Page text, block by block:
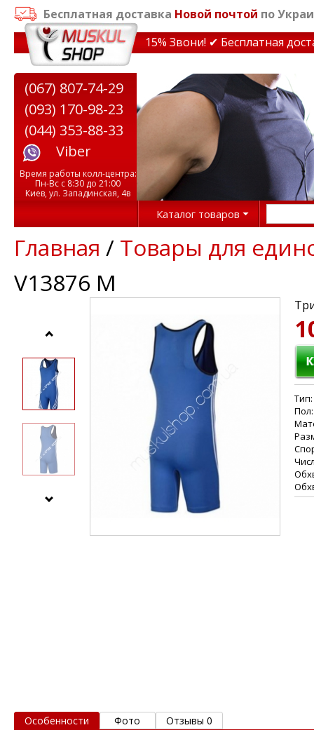
Бесплатная доставка Новой почтой по
на тренажеры до 15% Звони! ✔ Бесплатная
(067) 807-74-29
(093) 170-98-23
(044) 353-88-33
Viber
Время работы колл-центра:
Пн-Вс с 8:30 до 21:00
Киев, ул. Западинская, 4в
Каталог товаров
Главная / Товары для
V13876 M
Особенности Фото Отзывы 0